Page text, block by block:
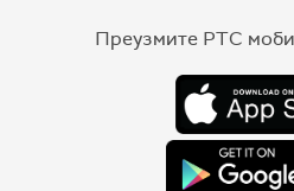
Преузмите РТС